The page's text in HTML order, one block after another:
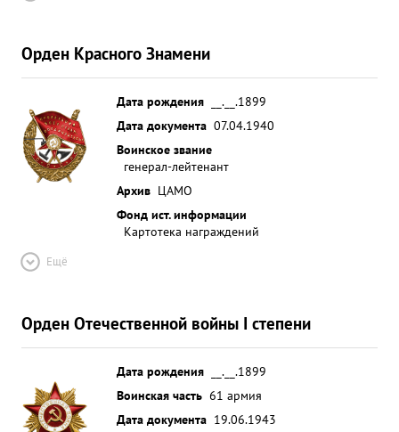
Орден Красного Знамени
Дата рождения
__.__.1899
Дата документа 07.04.1940
Воинское звание
генерал-лейтенант
Архив ЦАМО
Фонд ист. информации
Картотека награждений
Ещё
Орден Отечественной войны I степени
Дата рождения
__.__.1899
Воинская часть 61 армия
Дата документа 19.06.1943